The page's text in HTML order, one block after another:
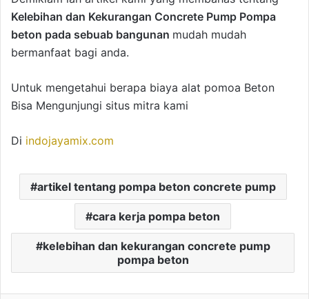
Kelebihan dan Kekurangan Concrete Pump Pompa
beton pada sebuab bangunan mudah mudah
bermanfaat bagi anda.
Untuk mengetahui berapa biaya alat pomoa Beton
Bisa Mengunjungi situs mitra kami
Di indojayamix.com
artikel tentang pompa beton concrete pump
cara kerja pompa beton
kelebihan dan kekurangan concrete pump
pompa beton